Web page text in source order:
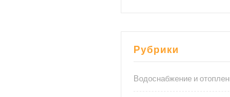
Рубрики
Водоснабжение и